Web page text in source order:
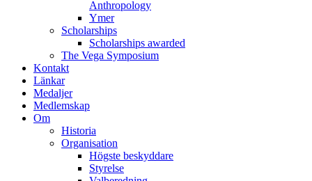
Anthropology
Ymer
Scholarships
Scholarships awarded
The Vega Symposium
Kontakt
Länkar
Medaljer
Medlemskap
Om
Historia
Organisation
Högste beskyddare
Styrelse